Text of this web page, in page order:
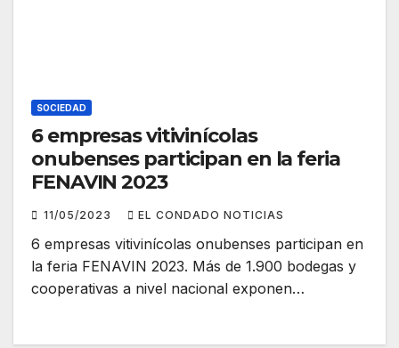
SOCIEDAD
6 empresas vitivinícolas
onubenses participan en la feria
FENAVIN 2023
11/05/2023 EL CONDADO NOTICIAS
6 empresas vitivinícolas onubenses participan en
la feria FENAVIN 2023. Más de 1.900 bodegas y
cooperativas a nivel nacional exponen…